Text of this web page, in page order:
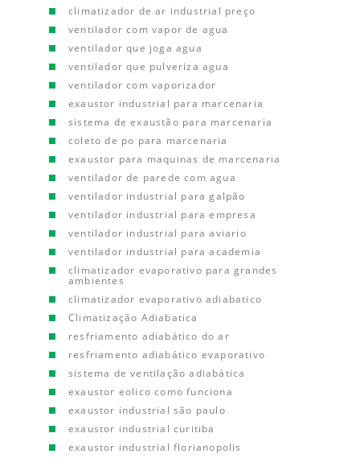
climatizador de ar industrial preço
ventilador com vapor de agua
ventilador que joga agua
ventilador que pulveriza agua
ventilador com vaporizador
exaustor industrial para marcenaria
sistema de exaustão para marcenaria
coleto de po para marcenaria
exaustor para maquinas de marcenaria
ventilador de parede com agua
ventilador industrial para galpão
ventilador industrial para empresa
ventilador industrial para aviario
ventilador industrial para academia
climatizador evaporativo para grandes
ambientes
climatizador evaporativo adiabatico
Climatização Adiabatica
resfriamento adiabático do ar
resfriamento adiabático evaporativo
sistema de ventilação adiabática
exaustor eolico como funciona
exaustor industrial são paulo
exaustor industrial curitiba
exaustor industrial florianopolis